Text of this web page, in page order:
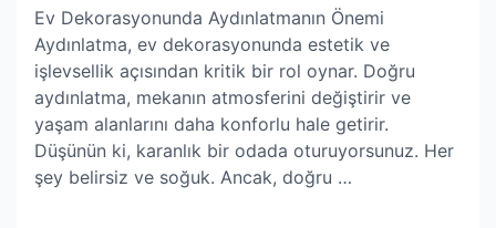
Ev Dekorasyonunda Aydınlatmanın Önemi
Aydınlatma, ev dekorasyonunda estetik ve
işlevsellik açısından kritik bir rol oynar. Doğru
aydınlatma, mekanın atmosferini değiştirir ve
yaşam alanlarını daha konforlu hale getirir.
Düşünün ki, karanlık bir odada oturuyorsunuz. Her
şey belirsiz ve soğuk. Ancak, doğru …